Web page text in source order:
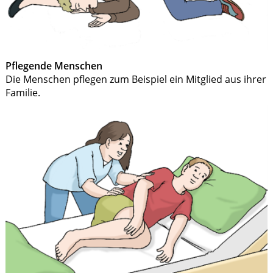
Pflegende Menschen
Die Menschen pflegen zum Beispiel ein Mitglied aus ihrer
Familie.